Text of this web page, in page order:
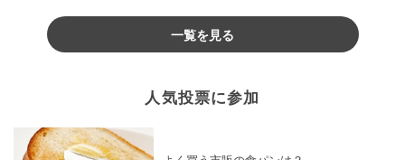
一覧を見る
人気投票に参加